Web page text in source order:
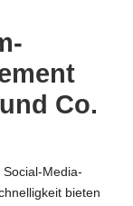
Co.
Social-Media-
bieten